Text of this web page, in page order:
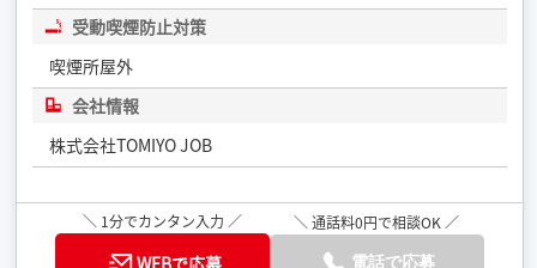
受動喫煙防止対策
喫煙所屋外
会社情報
株式会社TOMIYO JOB
＼ 1分でカンタン入力 ／ ＼ 通話料0円で相談OK ／
電話で応募